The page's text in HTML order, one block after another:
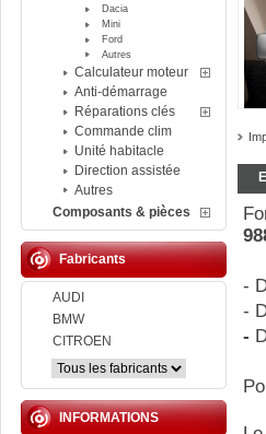
Dacia
Mini
Ford
Autres
Calculateur moteur
Anti-démarrage
Réparations clés
Commande clim
Unité habitacle
Direction assistée
Autres
Composants & pièces
Fabricants
AUDI
BMW
CITROEN
INFORMATIONS
-
-
-